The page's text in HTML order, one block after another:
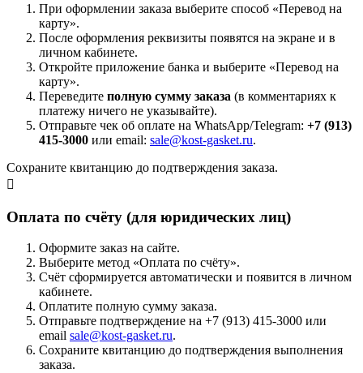
При оформлении заказа выберите способ «Перевод на
карту».
После оформления реквизиты появятся на экране и в
личном кабинете.
Откройте приложение банка и выберите «Перевод на
карту».
Переведите полную сумму заказа (в комментариях к
платежу ничего не указывайте).
Отправьте чек об оплате на WhatsApp/Telegram: +7 (913)
415-3000 или email: sale@kost-gasket.ru.
Сохраните квитанцию до подтверждения заказа.
Оплата по счёту (для юридических лиц)
Оформите заказ на сайте.
Выберите метод «Оплата по счёту».
Счёт сформируется автоматически и появится в личном
кабинете.
Оплатите полную сумму заказа.
Отправьте подтверждение на +7 (913) 415-3000 или
email sale@kost-gasket.ru.
Сохраните квитанцию до подтверждения выполнения
заказа.